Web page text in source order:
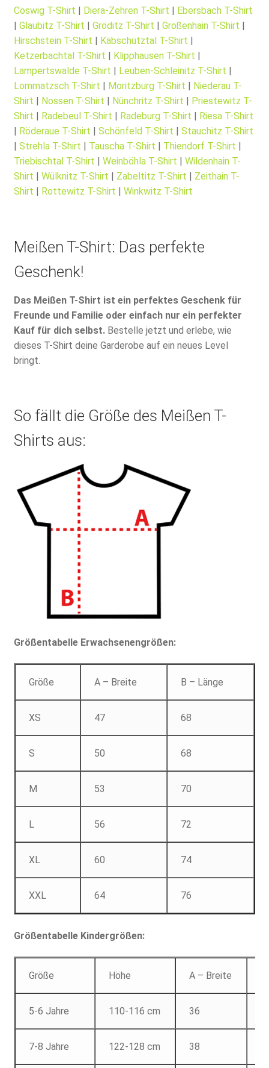
Coswig T-Shirt
Diera-Zehren T-Shirt
Ebersbach T-Shirt
Glaubitz T-Shirt Gröditz T-Shirt Großenhain T-Shirt
Hirschstein T-Shirt
Käbschütztal T-Shirt
Ketzerbachtal T-Shirt
Klipphausen T-Shirt
Lampertswalde T-Shirt
Leuben-Schleinitz T-Shirt
Lommatzsch T-Shirt
Moritzburg T-Shirt
Niederau T-
Shirt
Nossen T-Shirt Nünchritz T-Shirt
Priestewitz T-
Shirt
Radebeul T-Shirt Radeburg T-Shirt
Riesa T-Shirt
Röderaue T-Shirt Schönfeld T-Shirt
Stauchitz T-Shirt
Strehla T-Shirt Tauscha T-Shirt Thiendorf T-Shirt
Triebischtal T-Shirt
Weinböhla T-Shirt
Wildenhain T-
Shirt
Wülknitz T-Shirt Zabeltitz T-Shirt
Zeithain T-
Shirt
Rottewitz T-Shirt Winkwitz T-Shirt
Meißen T-Shirt: Das perfekte
Geschenk!
Das Meißen T-Shirt ist ein perfektes Geschenk für
Freunde und Familie oder einfach nur ein perfekter
Kauf für dich selbst.Bestelle jetzt und erlebe, wie
dieses T-Shirt deine Garderobe auf ein neues Level
bringt.
So fällt die Größe des Meißen T-
Shirts aus:
Größentabelle Erwachsenengrößen:
Größe A – Breite B – Länge
XS 47 68
S 50 68
M 53 70
L 56 72
XL 60 74
XXL 64 76
Größentabelle Kindergrößen:
Größe Höhe A – Breite
5-6 Jahre 110-116 cm 36
7-8 Jahre 122-128 cm 38